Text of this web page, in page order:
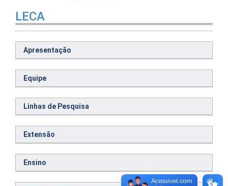
LECA
Apresentação
Equipe
Linhas de Pesquisa
Extensão
Ensino